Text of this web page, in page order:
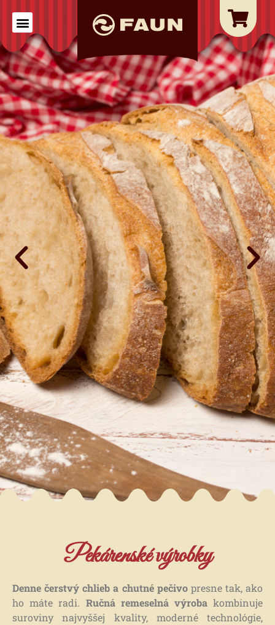
Pekárenské výrobky
Denne čerstvý chlieb a chutné pečivopresne tak, ako
ho máte radi. Ručná remeselná výrobakombinuje
suroviny najvyššej kvality, moderné technológie,